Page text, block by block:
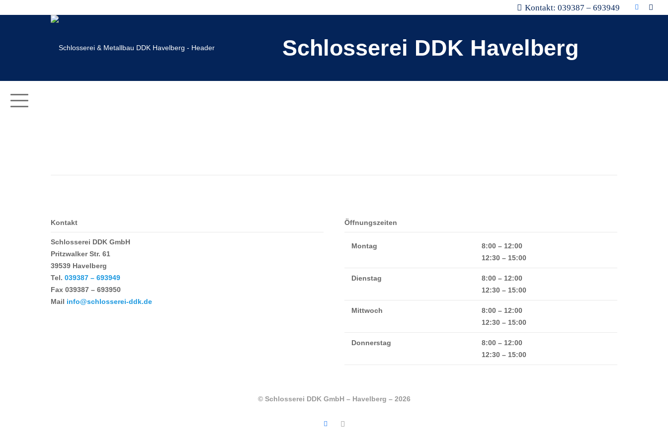
Kontakt: 039387 – 693949
Schlosserei DDK Havelberg
GFK Motorhaube
Kontakt
Schlosserei DDK GmbH
Pritzwalker Str. 61
39539 Havelberg
Tel. 039387 – 693949
Fax 039387 – 693950
Mail info@schlosserei-ddk.de
Öffnungszeiten
Montag
8:00 – 12:00
12:30 – 15:00
Dienstag
8:00 – 12:00
12:30 – 15:00
Mittwoch
8:00 – 12:00
12:30 – 15:00
Donnerstag
8:00 – 12:00
12:30 – 15:00
© Schlosserei DDK GmbH – Havelberg – 2026